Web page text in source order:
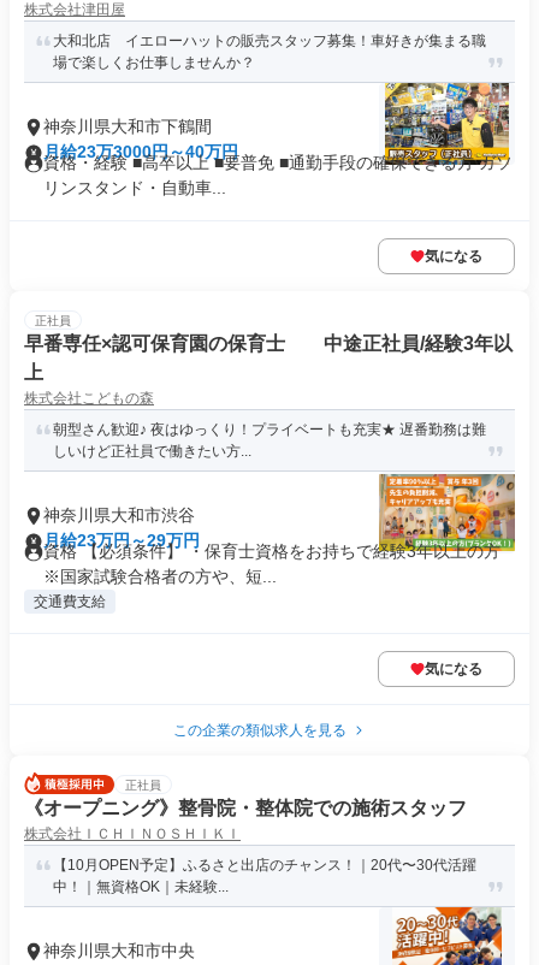
株式会社津田屋
大和北店 イエローハットの販売スタッフ募集！車好きが集まる職
場で楽しくお仕事しませんか？
神奈川県大和市下鶴間
月給23万3000円～40万円
資格・経験 ■高卒以上 ■要普免 ■通勤手段の確保できる方 ガソ
リンスタンド・自動車...
気になる
正社員
早番専任×認可保育園の保育士 中途正社員/経験3年以
上
株式会社こどもの森
朝型さん歓迎♪ 夜はゆっくり！プライベートも充実★ 遅番勤務は難
しいけど正社員で働きたい方...
神奈川県大和市渋谷
月給23万円～29万円
資格 【必須条件】 ・保育士資格をお持ちで経験3年以上の方
※国家試験合格者の方や、短...
交通費支給
気になる
この企業の類似求人を見る
正社員
《オープニング》整骨院・整体院での施術スタッフ
株式会社ＩＣＨＩＮＯＳＨＩＫＩ
【10月OPEN予定】ふるさと出店のチャンス！｜20代〜30代活躍
中！｜無資格OK｜未経験...
神奈川県大和市中央